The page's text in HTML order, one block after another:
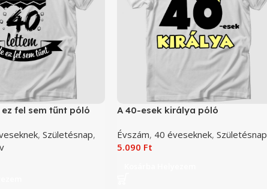
fel sem tűnt póló
, Születésnap,
A 40-esek királya póló
Évszám, 40 éveseknek, Születésnap
5.090 Ft